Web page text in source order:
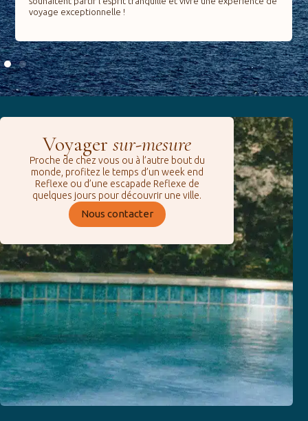
Nous serons ravis de le recroiser pour un prochain séjour.
Voyagersur-mesure
Proche de chez vous ou à l’autre bout du
monde, profitez le temps d’un week end
Reflexe ou d’une escapade Reflexe de
quelques jours pour découvrir une ville.
Nous contacter